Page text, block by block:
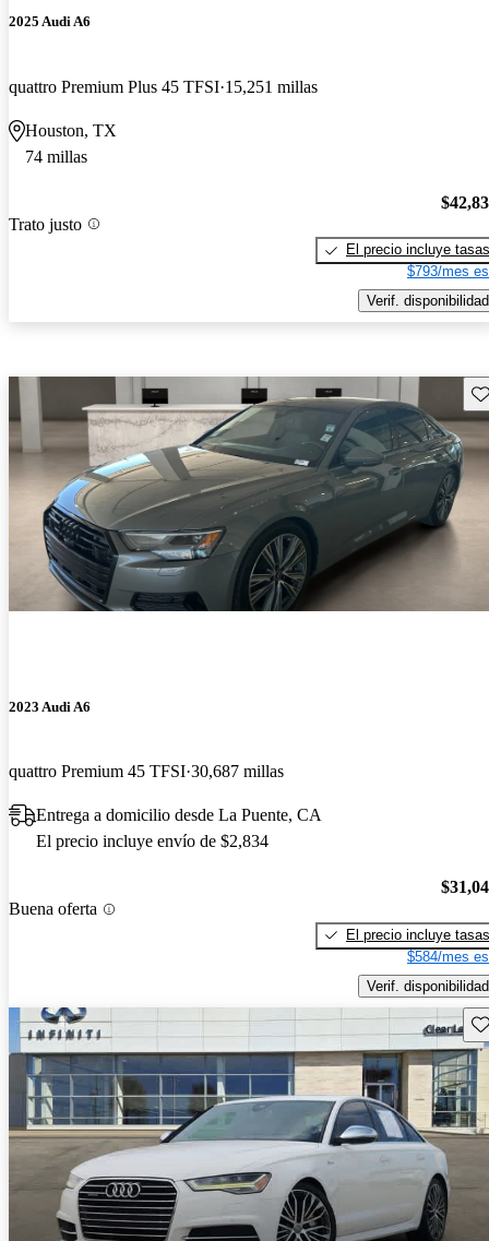
2025 Audi A6
quattro Premium Plus 45 TFSI 15,251 millas
Houston, TX
74 millas
Trato justo
El precio incluye tasas
$793/mes
Verif. disponibilidad
2023 Audi A6
quattro Premium 45 TFSI 30,687 millas
Entrega a domicilio desde La Puente, CA
El precio incluye envío de $2,834
Buena oferta
El precio incluye tasas
$584/mes
Verif. disponibilidad